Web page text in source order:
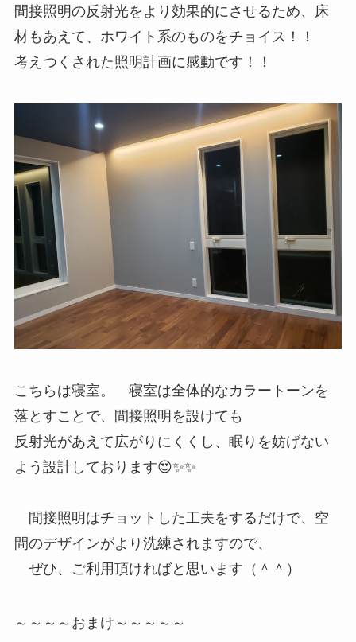
間接照明の反射光をより効果的にさせるため、床
材もあえて、ホワイト系のものをチョイス！！
考えつくされた照明計画に感動です！！
こちらは寝室。 寝室は全体的なカラートーンを
落とすことで、間接照明を設けても
反射光があえて広がりにくくし、眠りを妨げない
よう設計しております😍✨✨
間接照明はチョットした工夫をするだけで、空
間のデザインがより洗練されますので、
ぜひ、ご利用頂ければと思います（＾＾）
～～～～おまけ～～～～～